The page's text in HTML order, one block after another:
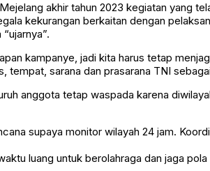
akhir tahun 2023 kegiatan yang
kekurangan berkaitan dengan
kampanye, jadi kita harus tetap
sarana dan prasarana TNI
anggota tetap waspada karena
supaya monitor wilayah 24 jam.
luang untuk berolahraga dan jaga pola